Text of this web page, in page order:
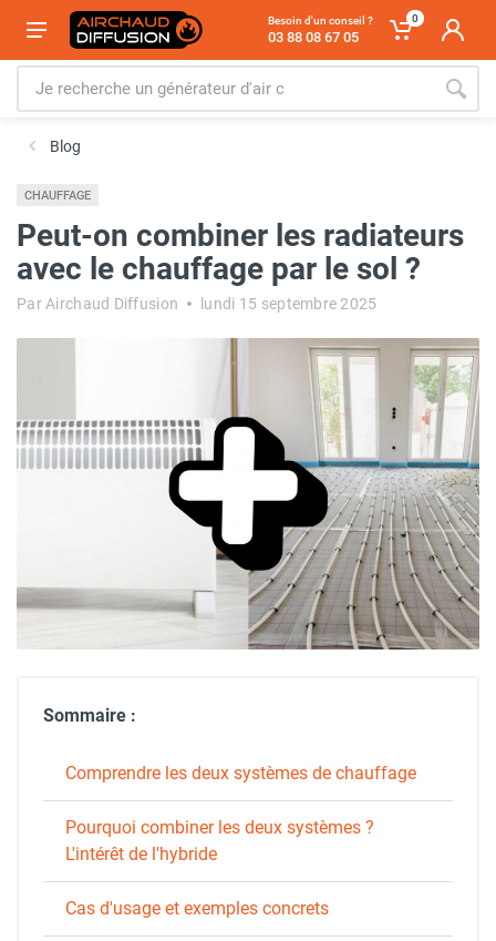
Besoin d'un conseil ?
03 88 08 67 05
0
Blog
CHAUFFAGE
Peut-on combiner les radiateurs
avec le chauffage par le sol ?
Par Airchaud Diffusion lundi 15 septembre 2025
Sommaire :
Comprendre les deux systèmes de chauffage
Pourquoi combiner les deux systèmes ?
L'intérêt de l'hybride
Cas d'usage et exemples concrets